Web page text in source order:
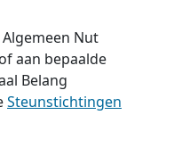
Nut
aan bepaalde
Belang
Steunstichtingen